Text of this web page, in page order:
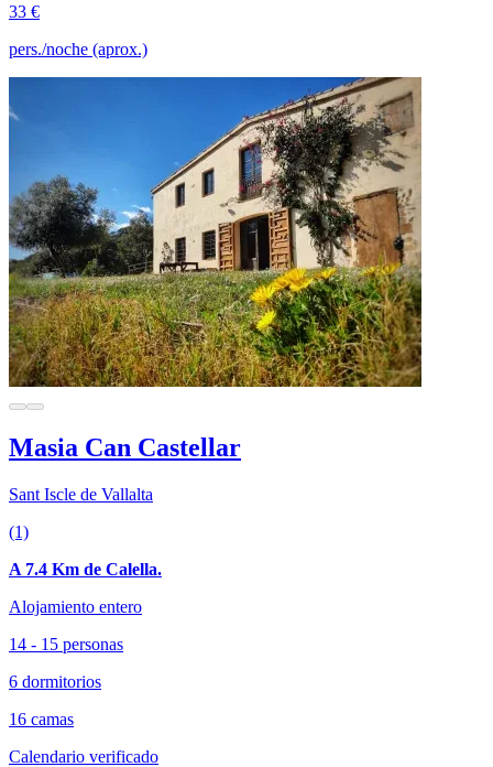
33 €
pers./noche (aprox.)
Masia Can Castellar
Sant Iscle de Vallalta
(1)
A 7.4 Km de Calella.
Alojamiento entero
14 - 15 personas
6 dormitorios
16 camas
Calendario verificado